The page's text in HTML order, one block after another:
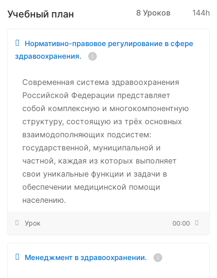
Учебный план 8 Уроков 144h
Нормативно-правовое регулирование в сфере
здравоохранения.
Современная система здравоохранения
Российской Федерации представляет
собой комплексную и многокомпонентную
структуру, состоящую из трёх основных
взаимодополняющих подсистем:
государственной, муниципальной и
частной, каждая из которых выполняет
свои уникальные функции и задачи в
обеспечении медицинской помощи
населению.
Урок 00:00
Менеджмент в здравоохранении.